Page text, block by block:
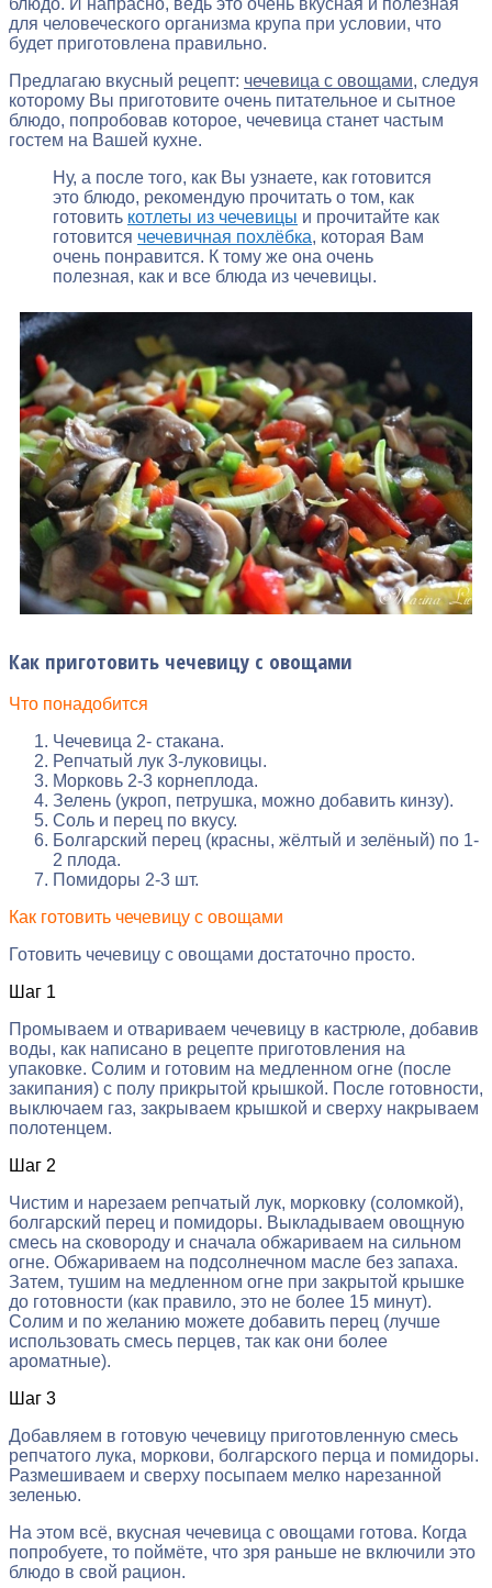
блюдо. И напрасно, ведь это очень вкусная и полезная
для человеческого организма крупа при условии, что
будет приготовлена правильно.
Предлагаю вкусный рецепт: чечевица с овощами, следуя
которому Вы приготовите очень питательное и сытное
блюдо, попробовав которое, чечевица станет частым
гостем на Вашей кухне.
Ну, а после того, как Вы узнаете, как готовится
это блюдо, рекомендую прочитать о том, как
готовить котлеты из чечевицы и прочитайте как
готовится чечевичная похлёбка, которая Вам
очень понравится. К тому же она очень
полезная, как и все блюда из чечевицы.
Как приготовить чечевицу с овощами
Что понадобится
Чечевица 2- стакана.
Репчатый лук 3-луковицы.
Морковь 2-3 корнеплода.
Зелень (укроп, петрушка, можно добавить кинзу).
Соль и перец по вкусу.
Болгарский перец (красны, жёлтый и зелёный) по 1-
2 плода.
Помидоры 2-3 шт.
Как готовить чечевицу с овощами
Готовить чечевицу с овощами достаточно просто.
Шаг 1
Промываем и отвариваем чечевицу в кастрюле, добавив
воды, как написано в рецепте приготовления на
упаковке. Солим и готовим на медленном огне (после
закипания) с полу прикрытой крышкой. После готовности,
выключаем газ, закрываем крышкой и сверху накрываем
полотенцем.
Шаг 2
Чистим и нарезаем репчатый лук, морковку (соломкой),
болгарский перец и помидоры. Выкладываем овощную
смесь на сковороду и сначала обжариваем на сильном
огне. Обжариваем на подсолнечном масле без запаха.
Затем, тушим на медленном огне при закрытой крышке
до готовности (как правило, это не более 15 минут).
Солим и по желанию можете добавить перец (лучше
использовать смесь перцев, так как они более
ароматные).
Шаг 3
Добавляем в готовую чечевицу приготовленную смесь
репчатого лука, моркови, болгарского перца и помидоры.
Размешиваем и сверху посыпаем мелко нарезанной
зеленью.
На этом всё, вкусная чечевица с овощами готова. Когда
попробуете, то поймёте, что зря раньше не включили это
блюдо в свой рацион.